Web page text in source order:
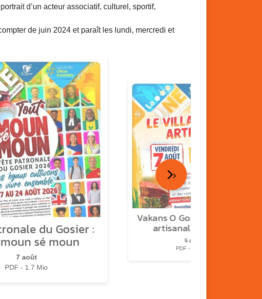
d’un acteur associatif, culturel, sportif,
de juin 2024 et paraît les lundi, mercredi et
du Gosier :
sé moun
7 août
PDF - 1.7 Mio
Vakans O Gozyé : le village
artisanal du Gosier
5 août
PDF - 1.2 Mio
›